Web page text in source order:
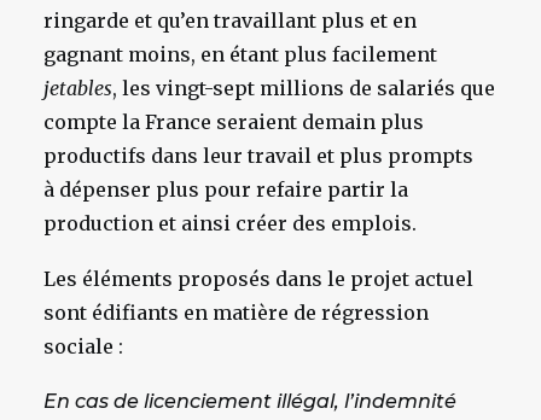
ringarde et qu’en travaillant plus et en
gagnant moins, en étant plus facilement
jetables, les vingt-sept millions de salariés que
compte la France seraient demain plus
productifs dans leur travail et plus prompts
à dépenser plus pour refaire partir la
production et ainsi créer des emplois.
Les éléments proposés dans le projet actuel
sont édifiants en matière de régression
sociale :
En cas de licenciement illégal, l’indemnité